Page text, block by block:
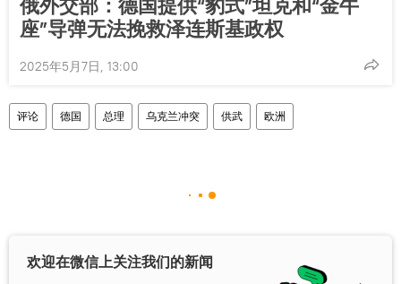
俄外交部：德国提供“豹式”坦克和“金牛
座”导弹无法挽救泽连斯基政权
2025年5月7日, 13:00
评论 德国 总理 乌克兰冲突 供武 欧洲
欢迎在微信上关注我们的新闻